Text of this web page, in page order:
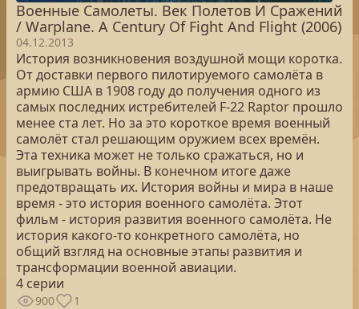
Военные Самолеты. Век Полетов И Сражений
/ Warplane. A Century Of Fight And Flight (2006)
04.12.2013
История возникновения воздушной мощи коротка.
От доставки первого пилотируемого самолёта в
армию США в 1908 году до получения одного из
самых последних истребителей F-22 Raptor прошло
менее ста лет. Но за это короткое время военный
самолёт стал решающим оружием всех времён.
Эта техника может не только сражаться, но и
выигрывать войны. В конечном итоге даже
предотвращать их. История войны и мира в наше
время - это история военного самолёта. Этот
фильм - история развития военного самолёта. Не
история какого-то конкретного самолёта, но
общий взгляд на основные этапы развития и
трансформации военной авиации.
4 серии
900 1